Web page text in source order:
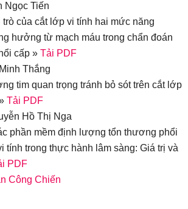
Ngọc Tiến
trò của cắt lớp vi tính hai mức năng
hưởng từ mạch máu trong chẩn đoán
cấp » Tải PDF
Thắng
tim quan trọng tránh bỏ sót trên cắt lớp
Tải PDF
Hồ Thị Nga
phần mềm định lượng tổn thương phổi
tính trong thực hành lâm sàng: Giá trị và
PDF
Công Chiến